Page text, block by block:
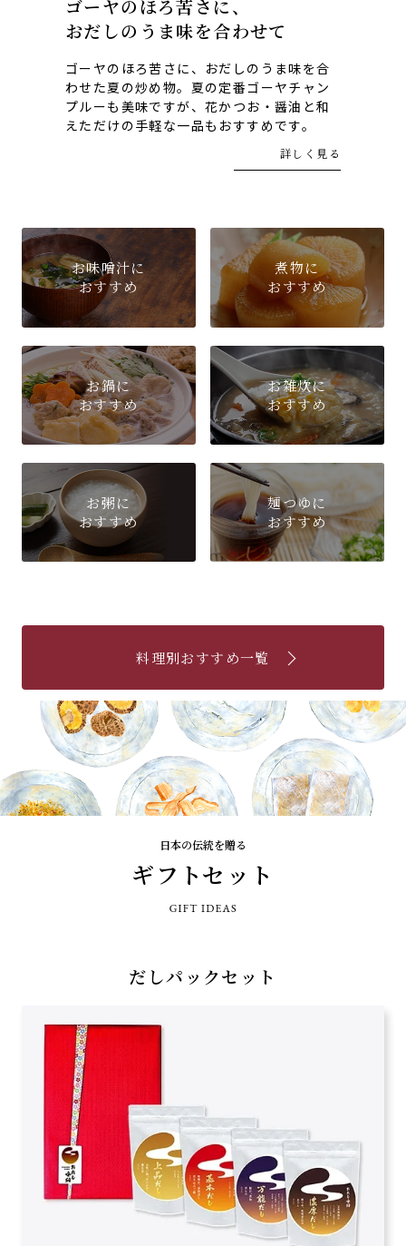
ゴーヤのほろ苦さに、
おだしのうま味を合わせて
ゴーヤのほろ苦さに、おだしのうま味を合
わせた夏の炒め物。夏の定番ゴーヤチャン
プルーも美味ですが、花かつお・醤油と和
えただけの手軽な一品もおすすめです。
詳しく見る
お味噌汁に
おすすめ
煮物に
おすすめ
お鍋に
おすすめ
お雑炊に
おすすめ
お粥に
おすすめ
麺つゆに
おすすめ
料理別おすすめ一覧
日本の伝統を贈る
ギフトセット
だしパックセット